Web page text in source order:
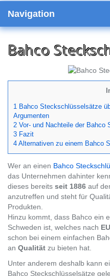
main
Navigation
Bahco
1 Bahco Steckschlüsselsätze
Argumenten
2 Vor- und Nachteile der
3 Fazit
4 Alternativen zu einem Bahco
Wer an einen Bahco
das Unternehmen dahinter
dieses bereits seit 1886 auf
anzutreffen und steht für
Produkten.
Hinzu kommt, dass Bahco ein
Schweden ist, welches nach
schon bei einem einfachen
an Qualität zu bieten hat.
Unter anderem deshalb kann
Bahco Steckschlüsselsätze